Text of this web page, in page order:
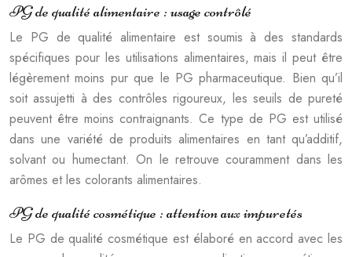
PG de qualité alimentaire : usage contrôlé
Le PG de qualité alimentaire est soumis à des standards
spécifiques pour les utilisations alimentaires, mais il peut être
légèrement moins pur que le PG pharmaceutique. Bien qu’il
soit assujetti à des contrôles rigoureux, les seuils de pureté
peuvent être moins contraignants. Ce type de PG est utilisé
dans une variété de produits alimentaires en tant qu’additif,
solvant ou humectant. On le retrouve couramment dans les
arômes et les colorants alimentaires.
PG de qualité cosmétique : attention aux impuretés
Le PG de qualité cosmétique est élaboré en accord avec les